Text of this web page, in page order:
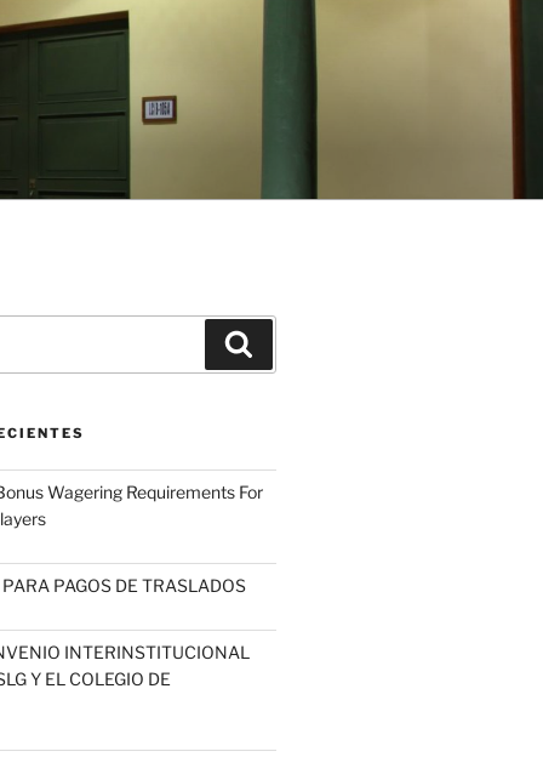
Wagering Requirements For
PAGOS DE TRASLADOS
INTERINSTITUCIONAL
Y EL COLEGIO DE